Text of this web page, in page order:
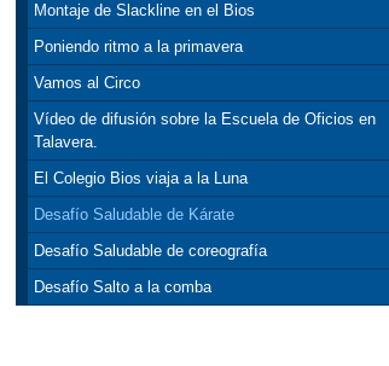
Montaje de Slackline en el Bios
Poniendo ritmo a la primavera
Vamos al Circo
Vídeo de difusión sobre la Escuela de Oficios en
Talavera.
El Colegio Bios viaja a la Luna
Desafío Saludable de Kárate
Desafío Saludable de coreografía
Desafío Salto a la comba